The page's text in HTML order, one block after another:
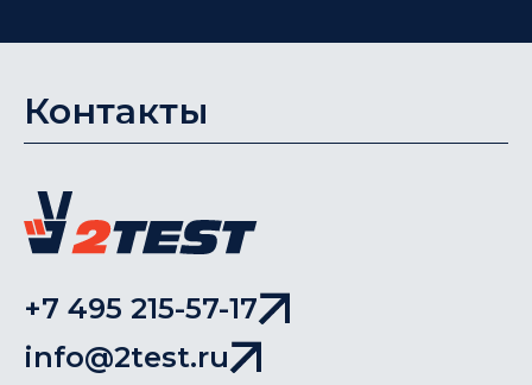
Контакты
+7 495 215-57-17
info@2test.ru